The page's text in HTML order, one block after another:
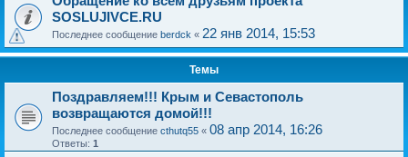
SOSLUJIVCE.RU
Последнее сообщение berdck « 22 янв 2014, 15:53
Темы
Поздравляем!!! Крым и Севастополь
возвращаются домой!!!
Последнее сообщение cthutq55 « 08 апр 2014, 16:26
Ответы: 1